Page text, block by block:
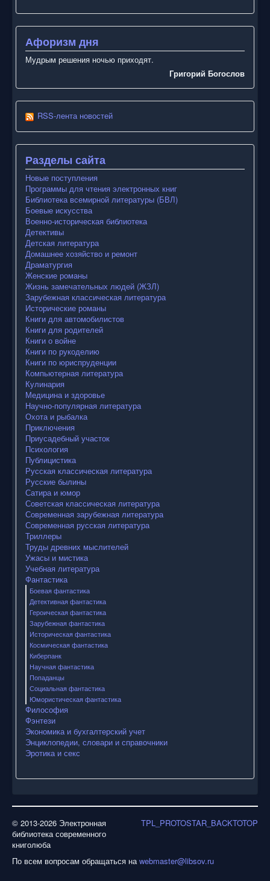
Афоризм дня
Мудрым решения ночью приходят.
Григорий Богослов
RSS-лента новостей
Разделы сайта
Новые поступления
Программы для чтения электронных книг
Библиотека всемирной литературы (БВЛ)
Боевые искусства
Военно-историческая библиотека
Детективы
Детская литература
Домашнее хозяйство и ремонт
Драматургия
Женские романы
Жизнь замечательных людей (ЖЗЛ)
Зарубежная классическая литература
Исторические романы
Книги для автомобилистов
Книги для родителей
Книги о войне
Книги по рукоделию
Книги по юриспруденции
Компьютерная литература
Кулинария
Медицина и здоровье
Научно-популярная литература
Охота и рыбалка
Приключения
Приусадебный участок
Психология
Публицистика
Русская классическая литература
Русские былины
Сатира и юмор
Советская классическая литература
Современная зарубежная литература
Современная русская литература
Триллеры
Труды древних мыслителей
Ужасы и мистика
Учебная литература
Фантастика
Боевая фантастика
Детективная фантастика
Героическая фантастика
Зарубежная фантастика
Историческая фантастика
Космическая фантастика
Киберпанк
Научная фантастика
Попаданцы
Социальная фантастика
Юмористическая фантастика
Философия
Фэнтези
Экономика и бухгалтерский учет
Энциклопедии, словари и справочники
Эротика и секс
TPL_PROTOSTAR_BACKTOTOP
© 2013-2026 Электронная
библиотека современного
книголюба
По всем вопросам обращаться наwebmaster@libsov.ru